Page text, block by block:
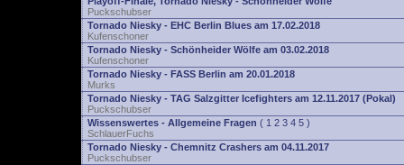
Puckschubser
Tornado Niesky - EHC Berlin Blues am 17.02.2018
Kufenschoner
Tornado Niesky - Schönheider Wölfe am 03.02.2018
Kufenschoner
Tornado Niesky - FASS Berlin am 20.01.2018
Murks
Tornado Niesky - TAG Salzgitter Icefighters am 12.11.2017 (Pokal)
Puckschubser
Wissenswertes - Allgemeine Fragen ( 1 2 3 4 5 )
SchlauerFuchs
Tornado Niesky - Chemnitz Crashers am 04.11.2017
Puckschubser